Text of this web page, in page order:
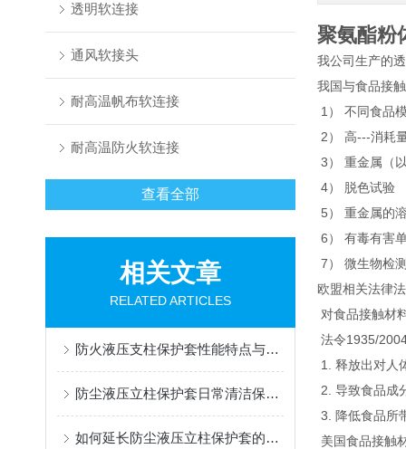
透明软连接
通风软接头
耐高温帆布软连接
耐高温防火软连接
查看全部
相关文章
RELATED ARTICLES
防火液压支柱保护套性能特点与阻燃防护应用
防尘液压立柱保护套日常清洁保养与更换规范
如何延长防尘液压立柱保护套的使用寿命？
聚氨酯粉
我公司生产的
我国与食品接
1） 不同食品
2） 高---消耗
3） 重金属（
4） 脱色试验
5） 重金属的
6） 有毒有害
7） 微生物检
欧盟相关法律
对食品接触材
法令1935/
1. 释放出对人
2. 导致食品成
3. 降低食品所
美国食品接触